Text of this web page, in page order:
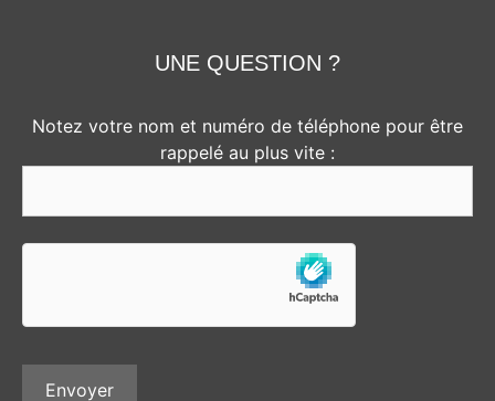
UNE QUESTION ?
Notez votre nom et numéro de téléphone pour être
rappelé au plus vite :